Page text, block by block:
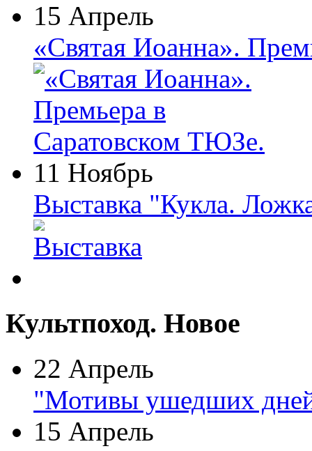
15 Апрель
«Святая Иоанна».
11 Ноябрь
Выставка "Кукла.
Культпоход. Новое
22 Апрель
"Мотивы ушедших
15 Апрель